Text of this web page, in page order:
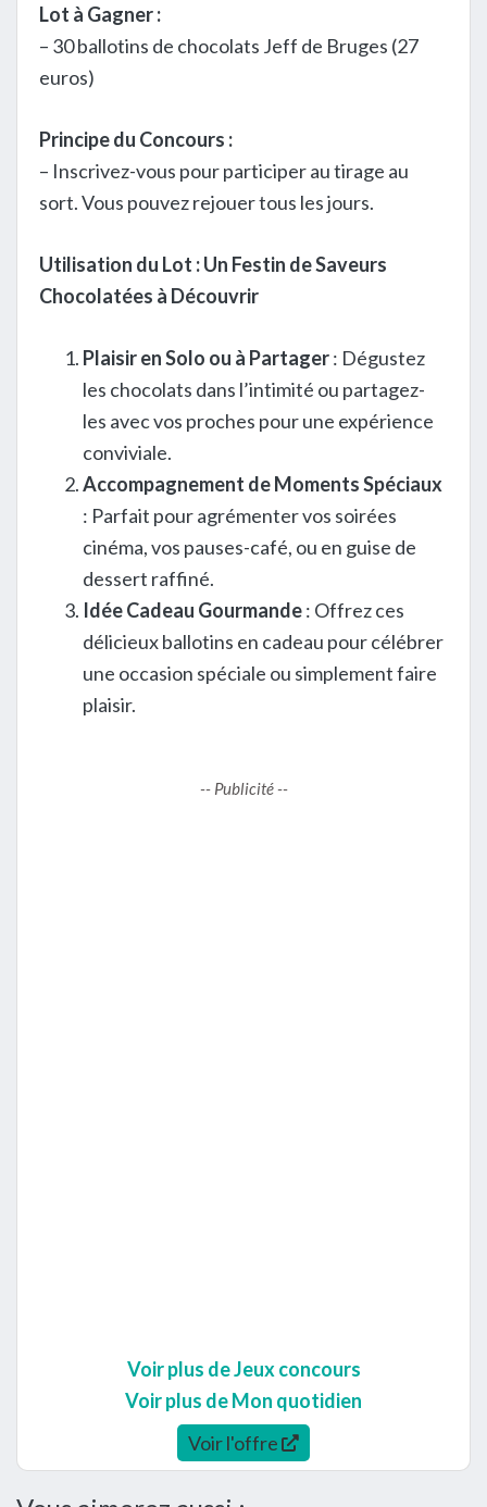
Lot à Gagner :
– 30 ballotins de chocolats Jeff de Bruges (27
euros)
Principe du Concours :
– Inscrivez-vous pour participer au tirage au
sort. Vous pouvez rejouer tous les jours.
Utilisation du Lot : Un Festin de Saveurs
Chocolatées à Découvrir
Plaisir en Solo ou à Partager: Dégustez
les chocolats dans l’intimité ou partagez-
les avec vos proches pour une expérience
conviviale.
Accompagnement de Moments Spéciaux
: Parfait pour agrémenter vos soirées
cinéma, vos pauses-café, ou en guise de
dessert raffiné.
Idée Cadeau Gourmande: Offrez ces
délicieux ballotins en cadeau pour célébrer
une occasion spéciale ou simplement faire
plaisir.
-- Publicité --
Voir plus de Jeux concours
Voir plus de Mon quotidien
Voir l'offre